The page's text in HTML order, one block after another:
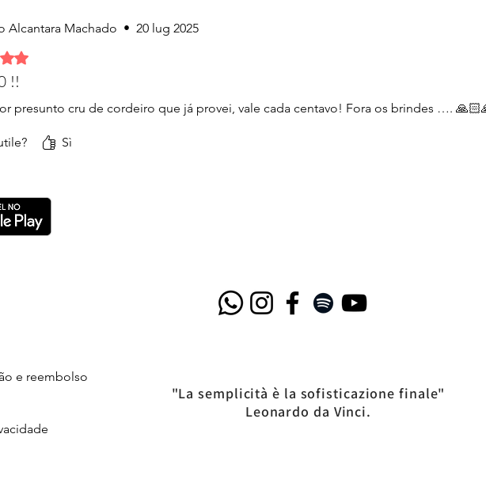
Alcantara Machado • 20 lug 2025
5 stelle su 5.
!!
presunto cru de cordeiro que já provei, vale cada centavo! Fora os brindes ….
Sì
e reembolso
"La semplicità è la sofisticazione finale"
Leonardo da Vinci.